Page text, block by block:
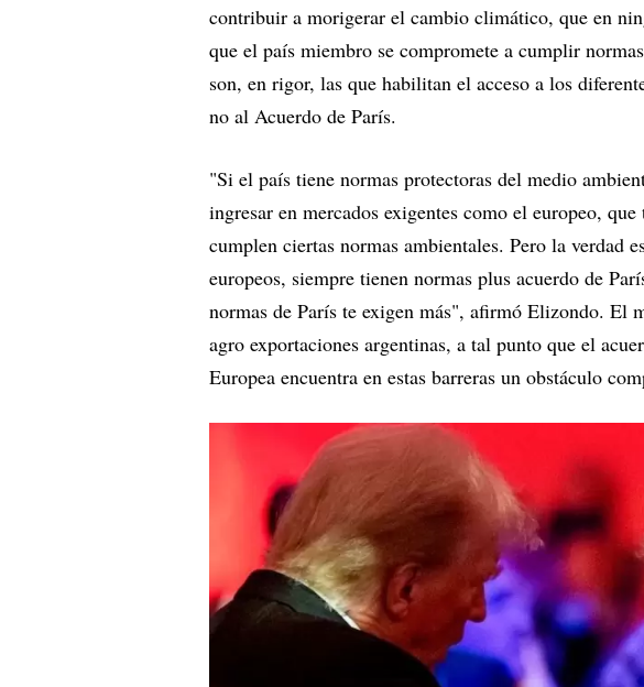
contribuir a morigerar el cambio climático, que en
que el país miembro se compromete a cumplir
son, en rigor, las que habilitan el acceso a los
no al Acuerdo de París.
"Si el país tiene normas protectoras del medio
ingresar en mercados exigentes como el europeo,
cumplen ciertas normas ambientales. Pero la verdad
europeos, siempre tienen normas plus acuerdo de
normas de París te exigen más", afirmó Elizondo. El
agro exportaciones argentinas, a tal punto que el
Europea encuentra en estas barreras un obstáculo